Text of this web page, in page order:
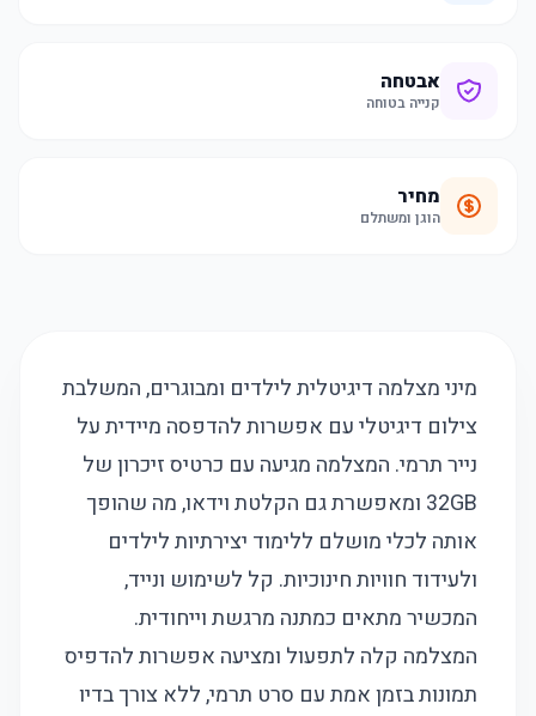
אבטחה
קנייה בטוחה
מחיר
הוגן ומשתלם
מיני מצלמה דיגיטלית לילדים ומבוגרים, המשלבת
צילום דיגיטלי עם אפשרות להדפסה מיידית על
נייר תרמי. המצלמה מגיעה עם כרטיס זיכרון של
32GB ומאפשרת גם הקלטת וידאו, מה שהופך
אותה לכלי מושלם ללימוד יצירתיות לילדים
ולעידוד חוויות חינוכיות. קל לשימוש ונייד,
המכשיר מתאים כמתנה מרגשת וייחודית.
המצלמה קלה לתפעול ומציעה אפשרות להדפיס
תמונות בזמן אמת עם סרט תרמי, ללא צורך בדיו